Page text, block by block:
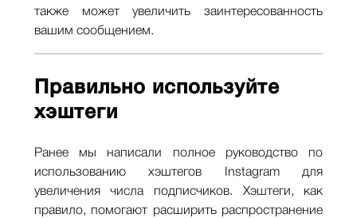
также может увеличить заинтересованность
вашим сообщением.
Правильно используйте
хэштеги
Ранее мы написали полное руководство по
использованию хэштегов Instagram для
увеличения числа подписчиков. Хэштеги, как
правило, помогают расширить распространение